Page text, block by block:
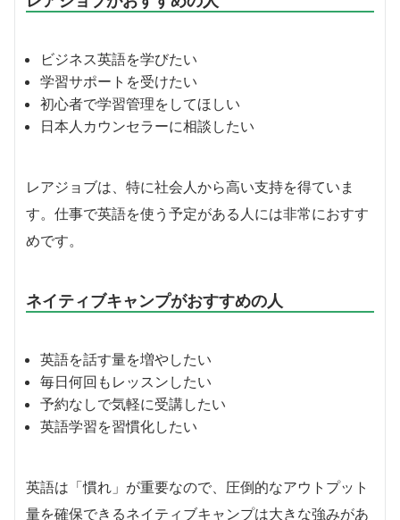
ビジネス英語を学びたい
学習サポートを受けたい
初心者で学習管理をしてほしい
日本人カウンセラーに相談したい
レアジョブは、特に社会人から高い支持を得ていま
す。仕事で英語を使う予定がある人には非常におすす
めです。
ネイティブキャンプがおすすめの人
英語を話す量を増やしたい
毎日何回もレッスンしたい
予約なしで気軽に受講したい
英語学習を習慣化したい
英語は「慣れ」が重要なので、圧倒的なアウトプット
量を確保できるネイティブキャンプは大きな強みがあ